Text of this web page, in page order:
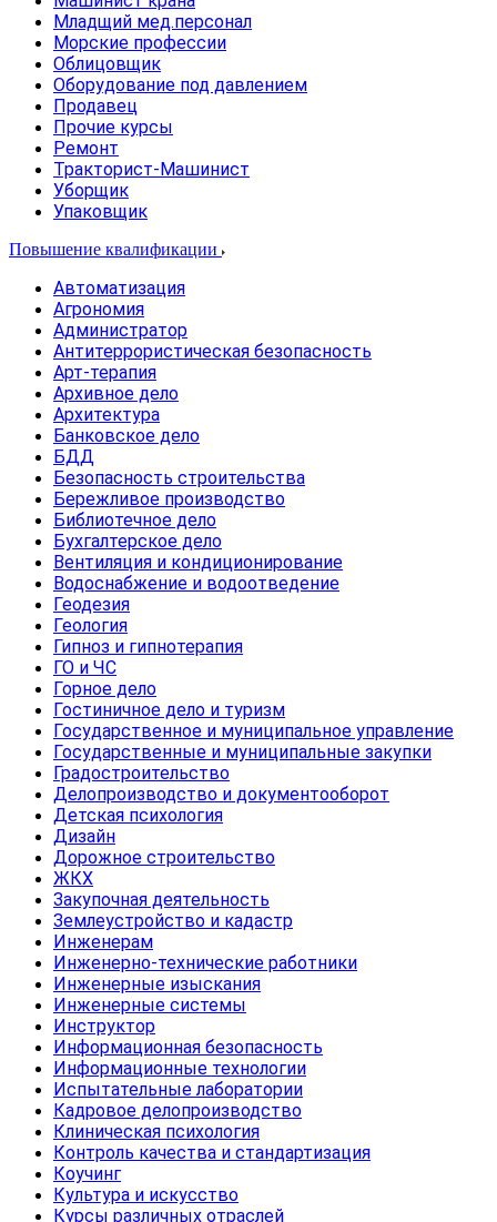
Младщий мед.персонал
Морские профессии
Облицовщик
Оборудование под давлением
Продавец
Прочие курсы
Ремонт
Тракторист-Машинист
Уборщик
Упаковщик
Повышение квалификации
Автоматизация
Агрономия
Администратор
Антитеррористическая безопасность
Арт-терапия
Архивное дело
Архитектура
Банковское дело
БДД
Безопасность строительства
Бережливое производство
Библиотечное дело
Бухгалтерское дело
Вентиляция и кондиционирование
Водоснабжение и водоотведение
Геодезия
Геология
Гипноз и гипнотерапия
ГО и ЧС
Горное дело
Гостиничное дело и туризм
Государственное и муниципальное управление
Государственные и муниципальные закупки
Градостроительство
Делопроизводство и документооборот
Детская психология
Дизайн
Дорожное строительство
ЖКХ
Закупочная деятельность
Землеустройство и кадастр
Инженерам
Инженерно-технические работники
Инженерные изыскания
Инженерные системы
Инструктор
Информационная безопасность
Информационные технологии
Испытательные лаборатории
Кадровое делопроизводство
Клиническая психология
Контроль качества и стандартизация
Коучинг
Культура и искусство
Курсы различных отраслей